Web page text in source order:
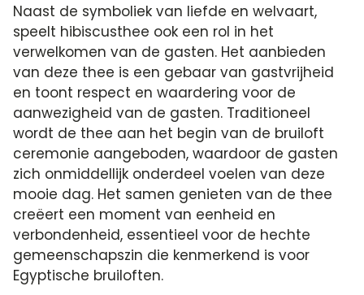
Naast de symboliek van liefde en welvaart,
speelt hibiscusthee ook een rol in het
verwelkomen van de gasten. Het aanbieden
van deze thee is een gebaar van gastvrijheid
en toont respect en waardering voor de
aanwezigheid van de gasten. Traditioneel
wordt de thee aan het begin van de bruiloft
ceremonie aangeboden, waardoor de gasten
zich onmiddellijk onderdeel voelen van deze
mooie dag. Het samen genieten van de thee
creëert een moment van eenheid en
verbondenheid, essentieel voor de hechte
gemeenschapszin die kenmerkend is voor
Egyptische bruiloften.